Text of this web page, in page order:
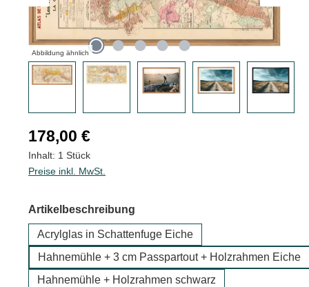
Abbildung ähnlich
Regulärer Preis:
178,00 €
Inhalt: 1 Stück
Preise inkl. MwSt.
Artikelbeschreibung
Acrylglas in Schattenfuge Eiche
Hahnemühle + 3 cm Passpartout + Holzrahmen Eiche
Hahnemühle + Holzrahmen schwarz